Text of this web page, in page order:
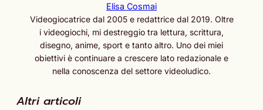
Elisa Cosmai
Videogiocatrice dal 2005 e redattrice dal 2019. Oltre
i videogiochi, mi destreggio tra lettura, scrittura,
disegno, anime, sport e tanto altro. Uno dei miei
obiettivi è continuare a crescere lato redazionale e
nella conoscenza del settore videoludico.
Altri articoli